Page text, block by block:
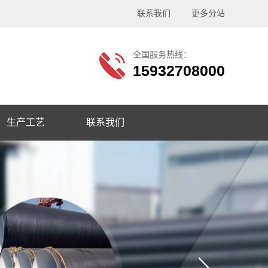
联系我们 更多分站
全国服务热线：
15932708000
生产工艺 联系我们